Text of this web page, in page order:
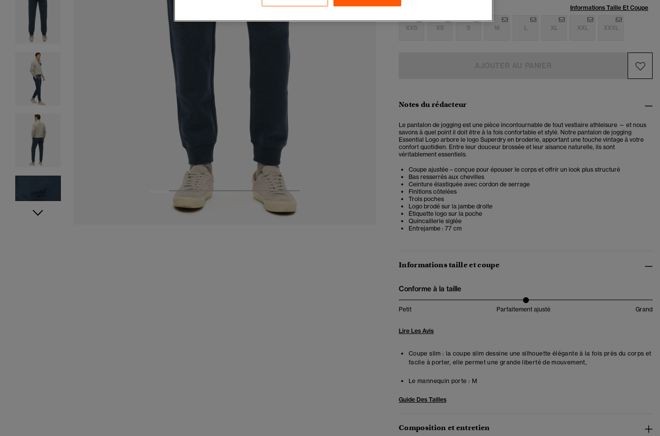
6 8
Choisis Taille: Informations Taille Et Coupe
XXS XS S M L XL XXL XXXL
Notes du rédacteur
Le pantalon de jogging est une pièce incontournable de tout vestiaire athleisure — et nous
savons à quel point il doit être à la fois confortable et stylé. Notre pantalon de jogging
Essential Logo arbore le logo Superdry en broderie, apportant une touche vintage à votre
confort quotidien. Entre leur douceur brossée et leur aisance naturelle, ils sont
véritablement essentiels.
Coupe ajustée – conçue pour épouser le corps et offrir un look plus structuré
Bas resserrés aux chevilles
Ceinture élastiquée avec cordon de serrage
Finitions côtelées
Trois poches
Logo brodé sur la jambe droite
Étiquette logo sur la poche
Quincaillerie siglée
Entrejambe : 77 cm
Informations taille et coupe
Conforme à la taille
Petit Parfaitement ajusté Grand
Lire Les Avis
Coupe slim : la coupe slim dessine une silhouette élégante à la fois près du corps et
facile à porter, elle permet une grande liberté de mouvement,
Le mannequin porte : M
Guide Des Tailles
Composition et entretien